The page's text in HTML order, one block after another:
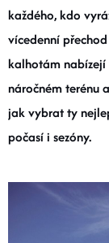
DOPLŇKY
VYBAVENÍ
CYKLISTIKA
každého, kdo
vícedenní
kalhotám
náročném terénu
jak vybrat ty
počasí i sezóny.